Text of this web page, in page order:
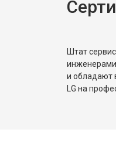
Штат
инженерами
и обладают
LG на